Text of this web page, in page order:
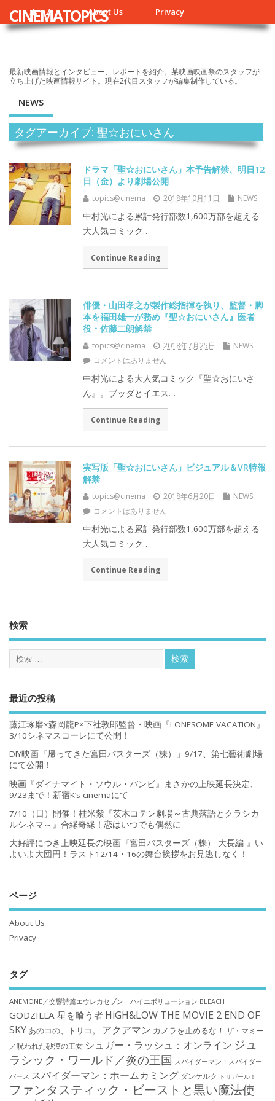
ホーム About Us Privacy
CINEMATOPICS
最新映画情報とインタビュー、レポートを紹介。某映画映画祭のスタッフが
立ち上げた映画情報サイト。現在2代目スタッフが編集制作している。
NEWS
タグアーカイブ: 聖☆おにいさん
ドラマ「聖☆おにいさん」本予告解禁、明日12
日（金）より劇場公開
topics@cinema 2018年10月11日 NEWS
中村光による累計発行部数1,600万部を超える
大人気コミック…
Continue Reading
俳優・山田孝之が製作総指揮を執り、監督・脚
本を福田雄一が務め『聖☆おにいさん』医者
役・佐藤二朗解禁
topics@cinema 2018年7月25日
NEWS
コメントはありません
中村光による大人気コミック『聖☆おにいさ
ん』。ブッダとイエス…
Continue Reading
実写版「聖☆おにいさん」ビジュアル＆VR特報
解禁
topics@cinema 2018年6月20日
NEWS
コメントはありません
中村光による累計発行部数1,600万部を超える
大人気コミック…
Continue Reading
検索
最近の投稿
藤江琢磨×森岡龍P×下社敦郎監督・映画『LONESOME VACATION』
3/10シネマスコーレにて公開！
DIY映画『帰ってきた宮田バスターズ（株）」9/17、第七藝術劇場
にて公開！
映画『ダイナマイト・ソウル・バンビ』まさかの上映延長決定、
9/23まで！新宿K’s cinemaにて
7/10（日）開催！桂米紫『茨木コテン劇場～古典落語とクラシカ
ルシネマ～』合縁奇縁！恋はいつでも偶然に
大好評につき上映延長の映画『宮田バスターズ（株）-大長編-』い
よいよ大団円！ラスト12/14・16の舞台挨拶をお見逃しなく！
ページ
About Us
Privacy
タグ
ANEMONE／交響詩篇エウレカセブン ハイエボリューション BLEACH
GODZILLA 星を喰う者 HiGH&LOW THE MOVIE 2 END OF
SKYあのコの、トリコ。 アクアマン カメラを止めるな！ ザ・マミー
／呪われた砂漠の王女 シュガー・ラッシュ：オンライン ジュ
ラシック・ワールド／炎の王国 スパイダーマン：スパイダー
バース スパイダーマン：ホームカミング ダンケルク トリガール！
ファンタスティック・ビーストと黒い魔法使